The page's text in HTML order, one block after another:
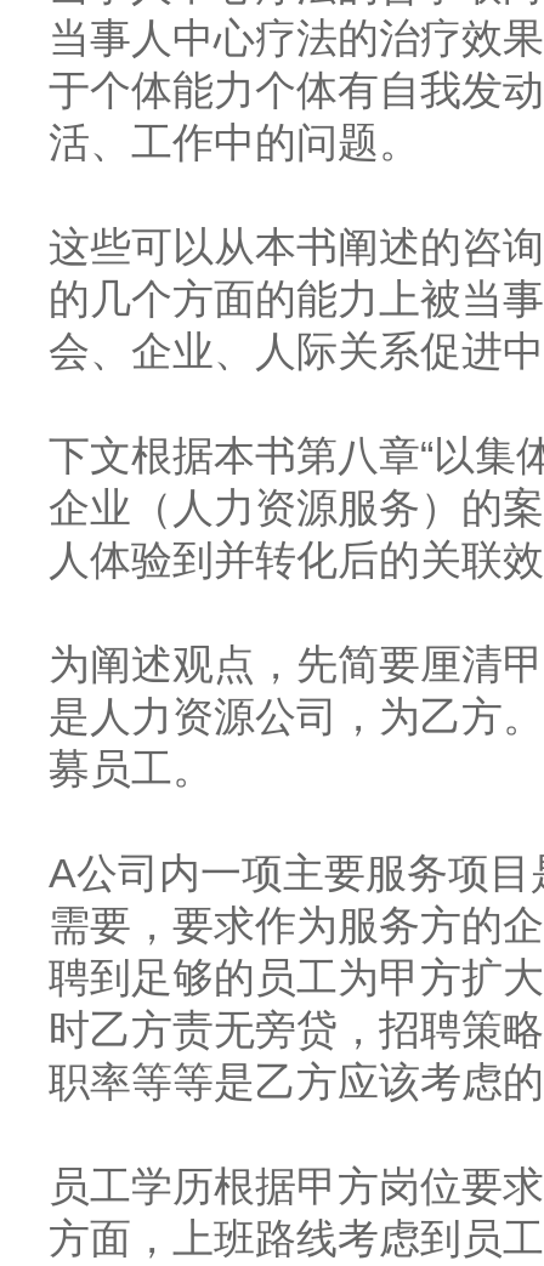
当事人中心疗法的治疗效
于个体能力个体有自我发
活、工作中的问题。
这些可以从本书阐述的咨
的几个方面的能力上被当
会、企业、人际关系促进
下文根据本书第八章“以集
企业（人力资源服务）的
人体验到并转化后的关联
为阐述观点，先简要厘清
是人力资源公司，为乙方
募员工。
A公司内一项主要服务项
需要，要求作为服务方的
聘到足够的员工为甲方扩
时乙方责无旁贷，招聘策
职率等等是乙方应该考虑
员工学历根据甲方岗位要
方面，上班路线考虑到员